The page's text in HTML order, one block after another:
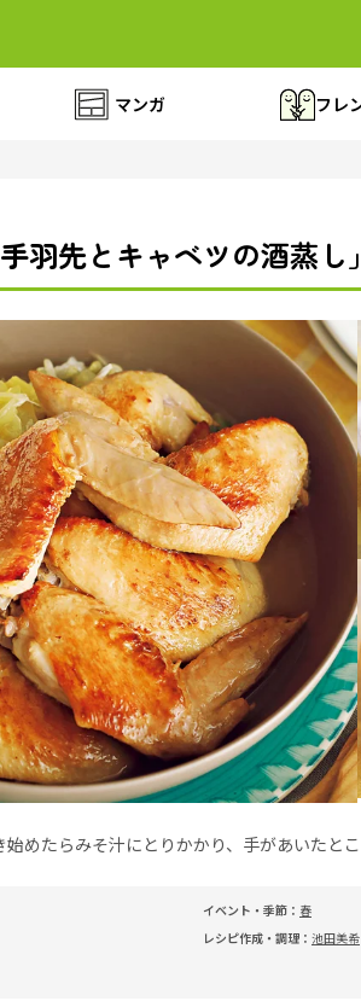
マンガ フレ
手羽先とキャベツの酒蒸
めたらみそ汁にとりかかり、手があいたと
イベント・季節： 春
レシピ作成・調理： 池田美希